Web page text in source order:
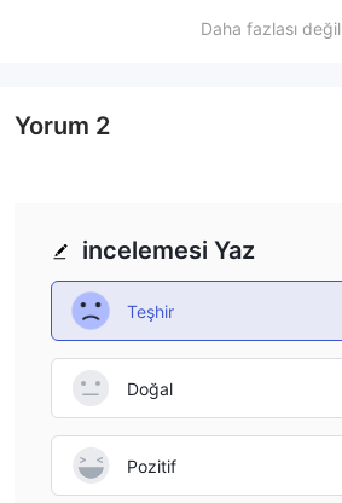
Daha fazlası değil
incelemesi Yaz
Teşhir
Doğal
Pozitif
Yorum 2